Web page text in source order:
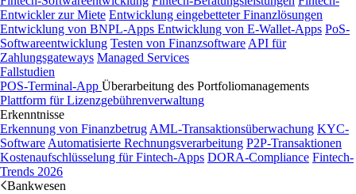
Entwickler zur Miete Entwicklung eingebetteter Finanzlösungen
Entwicklung von BNPL-Apps Entwicklung von E-Wallet-Apps PoS-
Softwareentwicklung Testen von Finanzsoftware API für
Zahlungsgateways Managed Services
Fallstudien
POS-Terminal-App Überarbeitung des Portfoliomanagements
Plattform für Lizenzgebührenverwaltung
Erkenntnisse
Erkennung von Finanzbetrug AML-Transaktionsüberwachung KYC-
Software Automatisierte Rechnungsverarbeitung P2P-Transaktionen
Kostenaufschlüsselung für Fintech-Apps DORA-Compliance Fintech-
Trends 2026
Bankwesen